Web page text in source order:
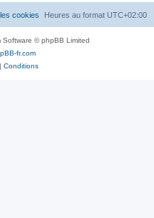
r
Heures au format UTC+02:00
cookies
Software © phpBB Limited
fr.com
| Conditions